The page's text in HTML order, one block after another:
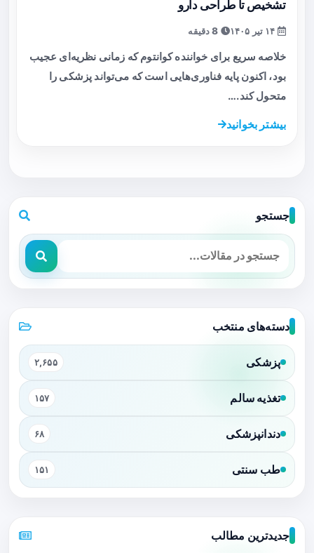
تشخیص تا طراحی دارو
خلاصه سریع برای خواننده کوانتوم که زمانی نظریه‌ای عجیب
بود، اکنون پایه فناوری‌هایی است که می‌تواند پزشکی را
متحول کند.…
بیشتر بخوانید
جستجو
دسته‌های منتخب
پزشکی ۲,۶۵۵
تغذیه سالم ۱۵۷
دندانپزشکی ۶۸
طب سنتی ۱۵۱
جدیدترین مطالب